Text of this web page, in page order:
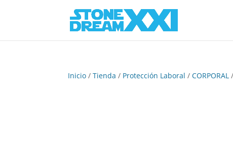
Inicio /Tienda / Protección Laboral /CORPORAL